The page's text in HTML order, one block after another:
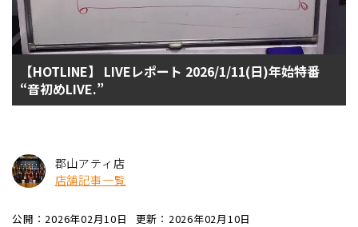
【HOTLINE】 LIVEレポート 2026/1/11(日)年始特番
“音初めLIVE.”
郡山アティ店
店舗記事一覧
公開：2026年02月10日 更新：2026年02月10日